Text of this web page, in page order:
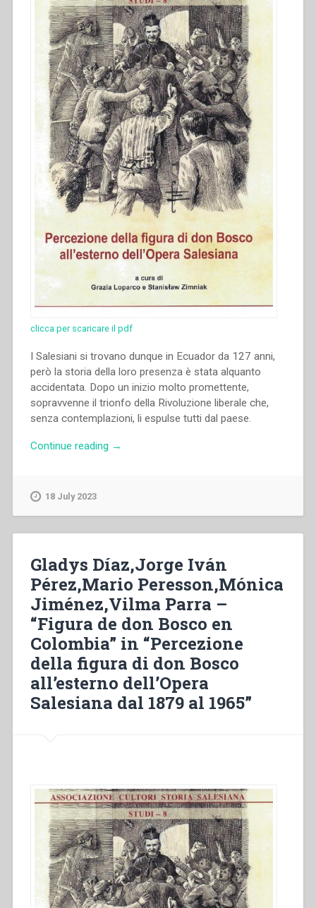
figura
di
don
Bosco
all’esterno
dell’Opera
Salesiana
dal
1879
al
1965””
clicca per scaricare il pdf
I Salesiani si trovano dunque in Ecuador da 127 anni,
però la storia della loro presenza è stata alquanto
accidentata. Dopo un inizio molto promettente,
sopravvenne il trionfo della Rivoluzione liberale che,
senza contemplazioni, li espulse tutti dal paese.
Continue reading “Juan
Bosco
fuori
dell’opera
salesiana
in
Ecuador”
in
“Percezione
della
figura
dell’Opera
Salesiana
dal
1879
al
1965””
→
18 July 2023
Gladys Díaz,Jorge Iván
Pérez,Mario Peresson,Mónica
Jiménez,Vilma Parra –
“Figura de don Bosco en
Colombia” in “Percezione
della figura di don Bosco
all’esterno dell’Opera
Salesiana dal 1879 al 1965”